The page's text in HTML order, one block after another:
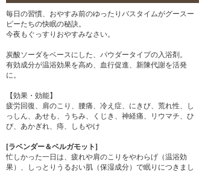
毎日の習慣、おやすみ前のゆったりバスタイムがグースー
ピーたちの快眠の秘訣。
今夜もぐっすりおやすみなさい。
炭酸ソーダをベースにした、パウダータイプの入浴剤。
有効成分が温浴効果を高め、血行促進、新陳代謝を活発
に。
【効果・効能】
疲労回復、肩のこり、腰痛、冷え症、にきび、荒れ性、し
っしん、あせも、うちみ、くじき、神経痛、リウマチ、ひ
び、あかぎれ、痔、しもやけ
[ラベンダー＆ベルガモット]
忙しかった一日は、疲れや肩のこりをやわらげ（温浴効
果）、しっとりうるおい肌（保湿成分）で眠りにつきまし